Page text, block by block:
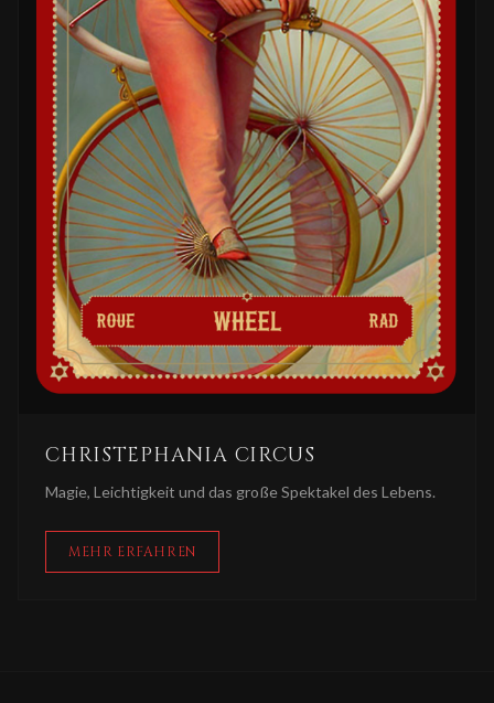
CHRISTEPHANIA CIRCUS
Magie, Leichtigkeit und das große Spektakel des Lebens.
MEHR ERFAHREN